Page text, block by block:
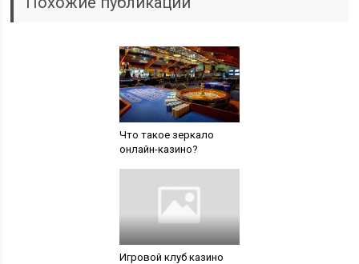
Что такое зеркало
онлайн-казино?
Игровой клуб казино